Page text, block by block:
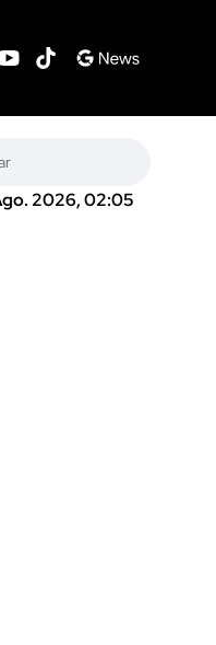
2026, 02:05